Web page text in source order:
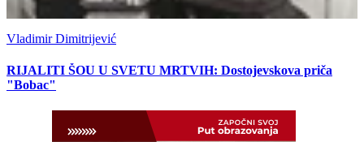
Vladimir Dimitrijević
RIJALITI ŠOU U SVETU MRTVIH: Dostojevskova priča
"Bobac"